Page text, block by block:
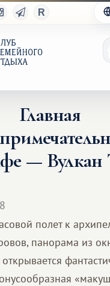
Главная
— Вулкан
полет к
панорама из